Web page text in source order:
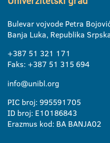
Bulevar vojvode Petra
Banja Luka, Republika
+387 51 321 171
Faks: +387 51 315 694
info@unibl.org
PIC broj: 995591705
ID broj: E10186843
Erazmus kod: BA BANJA02